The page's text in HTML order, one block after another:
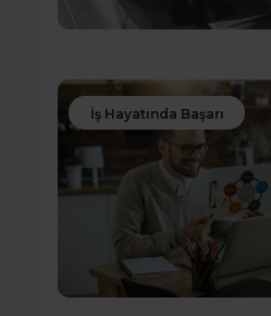
İş Hayatında Başarı